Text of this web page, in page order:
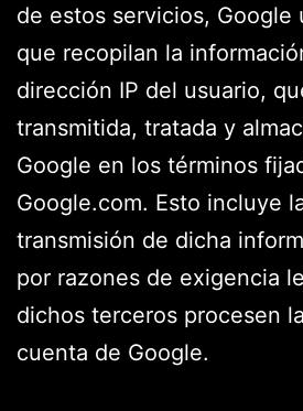
de estos servicios, Google
que recopilan la
dirección IP del usuario,
transmitida, tratada y
Google en los términos
Google.com. Esto incluye
transmisión de dicha
por razones de exigencia
dichos terceros procesen
cuenta de Google.